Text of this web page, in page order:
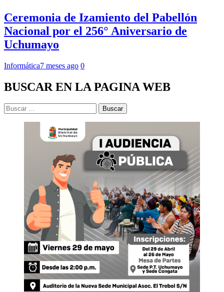
Ceremonia de Izamiento del Pabellón
Nacional por el 256° Aniversario de
Uchumayo
Informática7 meses ago 0
BUSCAR EN LA PAGINA WEB
Buscar: